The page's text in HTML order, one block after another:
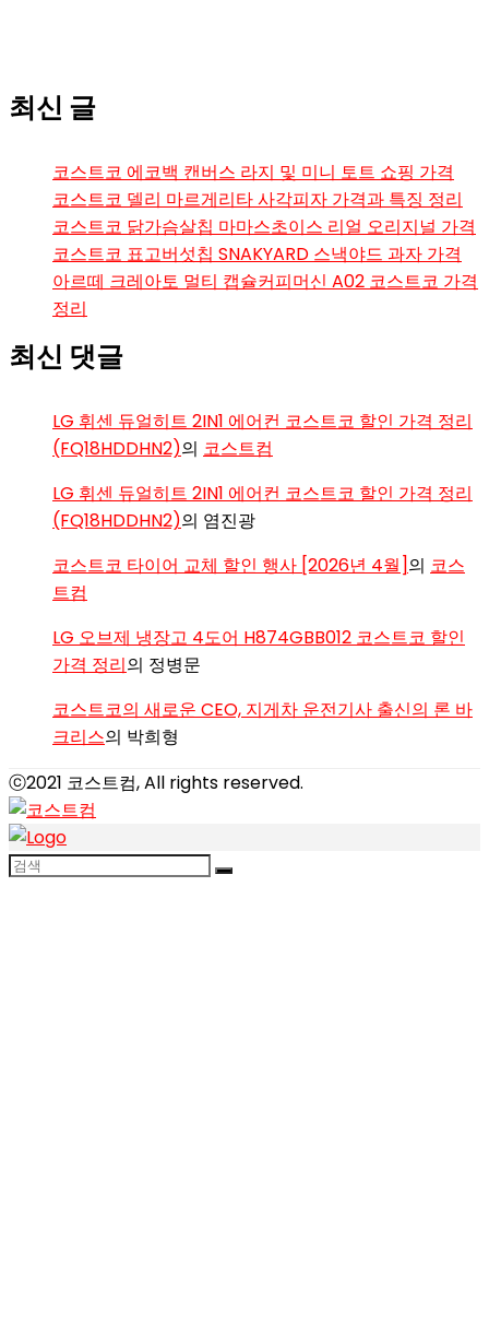
최신 글
코스트코 에코백 캔버스 라지 및 미니 토트 쇼핑 가격
코스트코 델리 마르게리타 사각피자 가격과 특징 정리
코스트코 닭가슴살칩 마마스초이스 리얼 오리지널 가격
코스트코 표고버섯칩 SNAKYARD 스낵야드 과자 가격
아르떼 크레아토 멀티 캡슐커피머신 A02 코스트코 가격
정리
최신 댓글
LG 휘센 듀얼히트 2IN1 에어컨 코스트코 할인 가격 정리
(FQ18HDDHN2)의 코스트컴
LG 휘센 듀얼히트 2IN1 에어컨 코스트코 할인 가격 정리
(FQ18HDDHN2)의 염진광
코스트코 타이어 교체 할인 행사 [2026년 4월]의 코스
트컴
LG 오브제 냉장고 4도어 H874GBB012 코스트코 할인
가격 정리의 정병문
코스트코의 새로운 CEO, 지게차 운전기사 출신의 론 바
크리스의 박희형
ⓒ2021 코스트컴, All rights reserved.